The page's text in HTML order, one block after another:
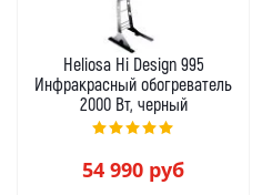
Heliosa Hi Design 995
Инфракрасный обогреватель
2000 Вт, черный
54 990 руб